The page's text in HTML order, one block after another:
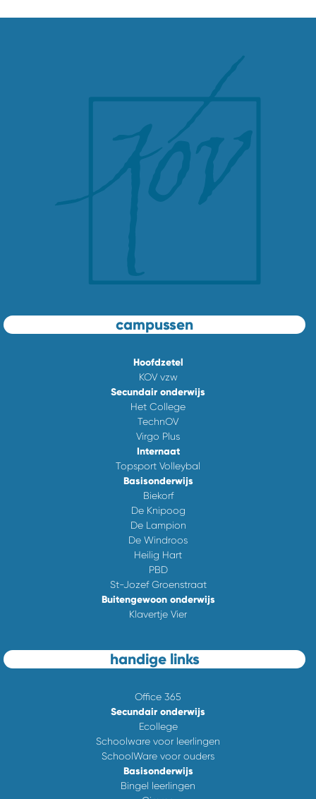
campussen
Hoofdzetel
KOV vzw
Secundair onderwijs
Het College
TechnOV
Virgo Plus
Internaat
Topsport Volleybal
Basisonderwijs
Biekorf
De Knipoog
De Lampion
De Windroos
Heilig Hart
PBD
St-Jozef Groenstraat
Buitengewoon onderwijs
Klavertje Vier
handige links
Office 365
Secundair onderwijs
Ecollege
Schoolware voor leerlingen
SchoolWare voor ouders
Basisonderwijs
Bingel leerlingen